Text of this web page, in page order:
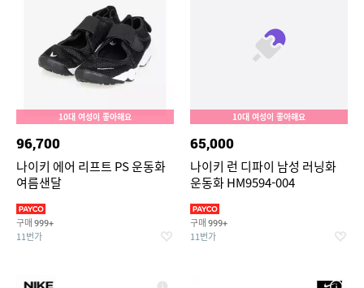
10대 여성이 좋아해요
96,700
나이키 에어 리프트 PS 운동화
여름샌달
구매 999+
11번가
10대 여성이 좋아해요
65,000
나이키 런 디파이 남성 러닝화
운동화 HM9594-004
구매 999+
11번가